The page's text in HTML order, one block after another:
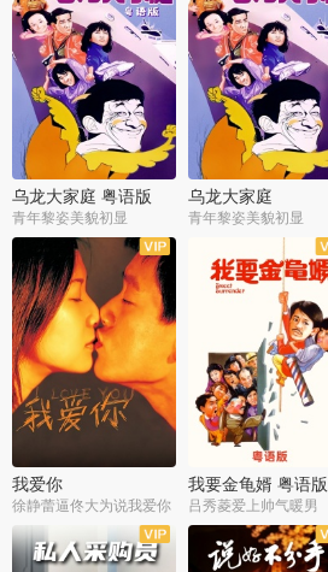
乌龙大家庭 粤语版
青年黎姿美貌初显
乌龙大家庭
青年黎姿美貌初显
我爱你
徐静蕾逼佟大为说我爱你
我要金龟婿 粤语版
吕秀菱爱上帅气暖男